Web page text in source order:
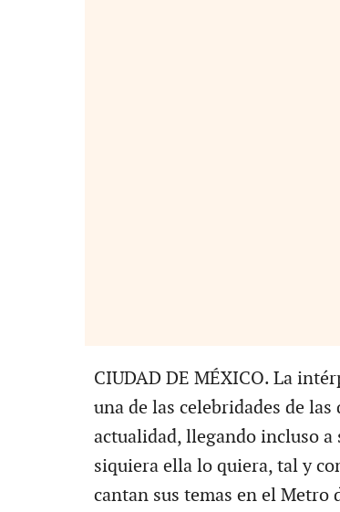
CIUDAD DE MÉXICO. La
una de las celebridades de las
actualidad, llegando incluso
siquiera ella lo quiera, tal y
cantan sus temas en el Metro